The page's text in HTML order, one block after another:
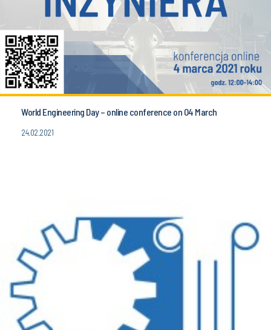
World Engineering Day – online conference on 04 March
24.02.2021